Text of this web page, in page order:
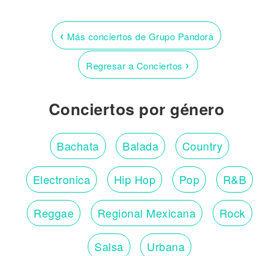
‹ Más conciertos de Grupo Pandora
Regresar a Conciertos ›
Conciertos por género
Bachata Balada Country
Electronica Hip Hop Pop R&B
Reggae Regional Mexicana Rock
Salsa Urbana